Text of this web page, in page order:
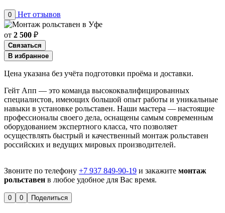
0 Нет отзывов
от 2 500 ₽
Связаться
В избранное
Цена указана без учёта подготовки проёма и доставки.
Гейт Апп — это команда высококвалифицированных
специалистов, имеющих большой опыт работы и уникальные
навыки в установке рольставен. Наши мастера — настоящие
профессионалы своего дела, оснащены самым современным
оборудованием экспертного класса, что позволяет
осуществлять быстрый и качественный монтаж рольставен
российских и ведущих мировых производителей.
Звоните по телефону +7 937 849-90-19 и закажите монтаж
рольставен в любое удобное для Вас время.
0 0 Поделиться